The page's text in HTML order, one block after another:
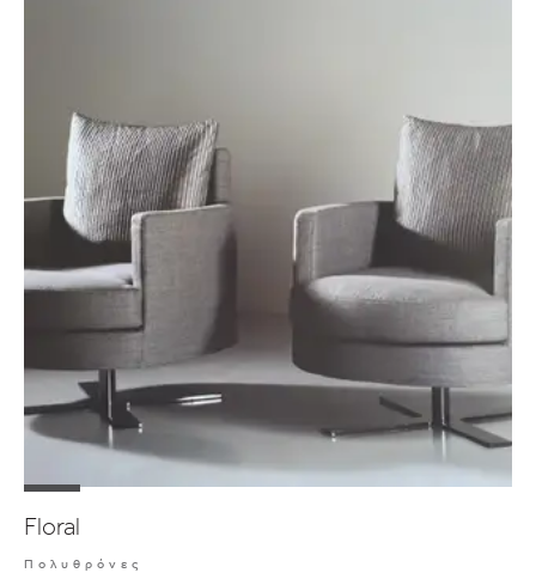
Floral
Πολυθρόνες